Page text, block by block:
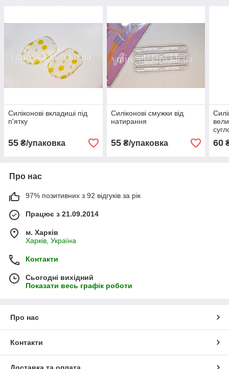
Силіконові вкладиші під
п'ятку
55 ₴/упаковка
Силіконові смужки від
натирання
55₴/упаковка 60
Про нас
97% позитивних з 92 відгуків за рік
Працює з 21.09.2014
м. Харків
Харків, Україна
Контакти
Сьогодні вихідний
Показати весь графік роботи
Про нас
Контакти